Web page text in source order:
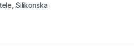
Silikonska